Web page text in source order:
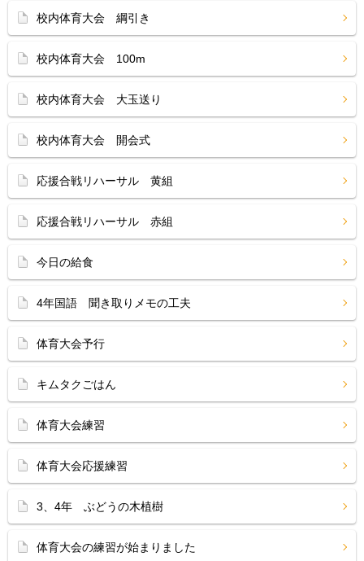
校内体育大会 綱引き
校内体育大会 100m
校内体育大会 大玉送り
校内体育大会 開会式
応援合戦リハーサル 黄組
応援合戦リハーサル 赤組
今日の給食
4年国語 聞き取りメモの工夫
体育大会予行
キムタクごはん
体育大会練習
体育大会応援練習
3、4年 ぶどうの木植樹
体育大会の練習が始まりました